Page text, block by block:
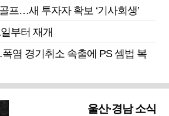
프…새 투자자 확보 ‘기사회생’
부터 재개
염 경기취소 속출에 PS 셈법 복
울산·경남 소식